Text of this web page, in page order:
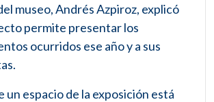
museo, Andrés Azpiroz, explicó
permite presentar los
ocurridos ese año y a sus
un espacio de la exposición está